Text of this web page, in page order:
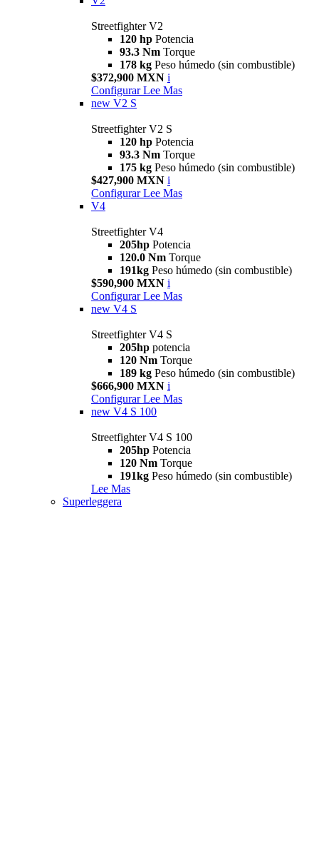
Streetfighter V2
120 hp Potencia
93.3 Nm Torque
178 kg Peso húmedo (sin combustible)
$372,900 MXN i
Configurar Lee Mas
new V2 S
Streetfighter V2 S
120 hp Potencia
93.3 Nm Torque
175 kg Peso húmedo (sin combustible)
$427,900 MXN i
Configurar Lee Mas
V4
Streetfighter V4
205hp Potencia
120.0 Nm Torque
191kg Peso húmedo (sin combustible)
$590,900 MXN i
Configurar Lee Mas
new V4 S
Streetfighter V4 S
205hp potencia
120 Nm Torque
189 kg Peso húmedo (sin combustible)
$666,900 MXN i
Configurar Lee Mas
new V4 S 100
Streetfighter V4 S 100
205hp Potencia
120 Nm Torque
191kg Peso húmedo (sin combustible)
Lee Mas
Superleggera